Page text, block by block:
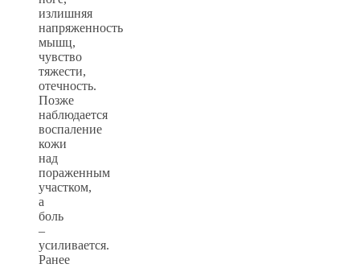
излишняя
напряженность
мышц,
чувство
тяжести,
отечность.
Позже
наблюдается
воспаление
кожи
над
пораженным
участком,
а
боль
–
усиливается.
Ранее